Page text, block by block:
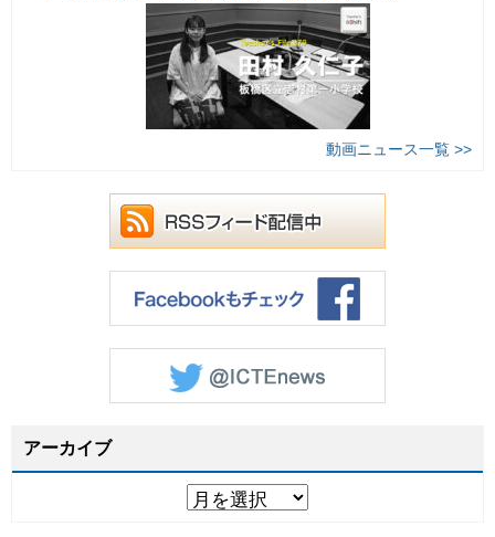
動画ニュース一覧 >>
アーカイブ